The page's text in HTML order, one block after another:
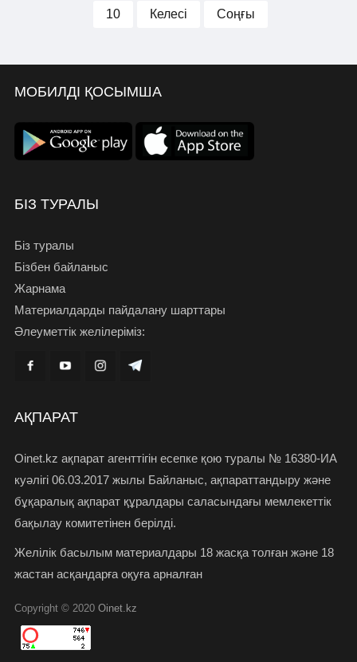
10 Келесі Соңғы
МОБИЛДІ ҚОСЫМША
БІЗ ТУРАЛЫ
Біз туралы
Бізбен байланыс
Жарнама
Материалдарды пайдалану шарттары
Әлеуметтік желілеріміз:
АҚПАРАТ
Oinet.kz ақпарат агенттігін есепке қою туралы № 16380-ИА
куәлігі 06.03.2017 жылы Байланыс, ақпараттандыру және
бұқаралық ақпарат құралдары саласындағы мемлекеттік
бақылау комитетінен берілді.
Желілік басылым материалдары 18 жасқа толған және 18
жастан асқандарға оқуға арналған
Copyright © 2020 Oinet.kz